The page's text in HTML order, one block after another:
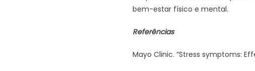
bem-estar físico e mental.
Referências
Mayo Clinic. “Stress symptoms: